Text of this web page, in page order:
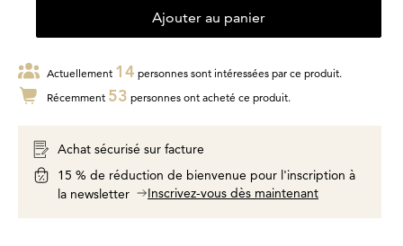
Ajouter au panier
Actuellement 14 personnes sont intéressées par ce produit.
Récemment 53 personnes ont acheté ce produit.
Achat sécurisé sur facture
15 % de réduction de bienvenue pour l'inscription à
la newsletter
Inscrivez-vous dès maintenant